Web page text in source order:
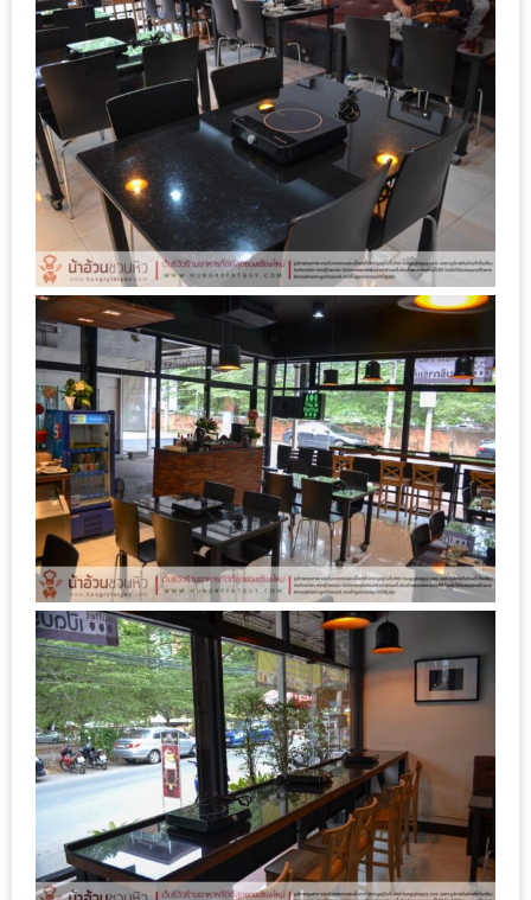
งาน
เดียว
ทั้ง
กิน
เที่ยว
พร้อม
โปร
โม
ชั่น
สำหรับ
คน
รัก
บ้าน
มากมาย
MAPS
MY
ACCOUNT
NEW
FACEBOOK
TIMELINE
POLICY
OKTOBERFEST
ครั้ง